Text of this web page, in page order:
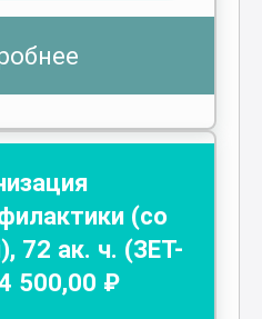
(со
, 72 ак. ч. (ЗЕТ-
500,00 ₽